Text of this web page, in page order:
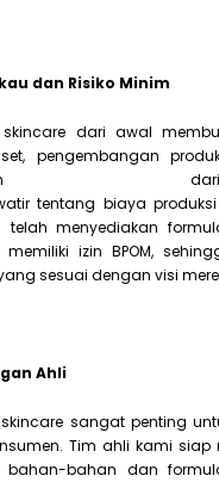
dan Risiko Minim
dari awal
pengembangan
tentang biaya
telah menyediakan
izin BPOM,
sesuai dengan visi
Ahli
sangat penting
Tim ahli kami siap
bahan dan